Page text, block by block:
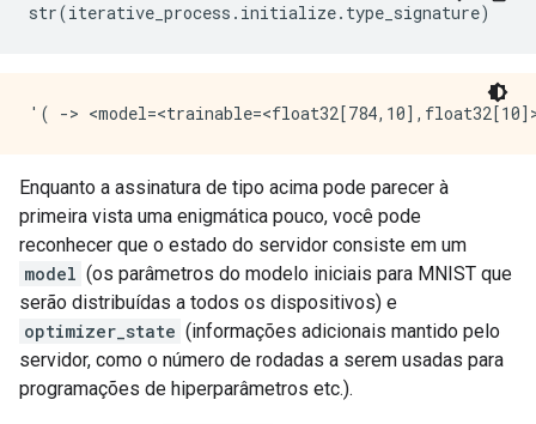
str(iterative_process . initialize. type_signature)
Enquanto a assinatura de tipo acima pode parecer à
primeira vista uma enigmática pouco, você pode
reconhecer que o estado do servidor consiste em um
model (os parâmetros do modelo iniciais para MNIST que
serão distribuídas a todos os dispositivos) e
optimizer_state (informações adicionais mantido pelo
servidor, como o número de rodadas a serem usadas para
programações de hiperparâmetros etc.).